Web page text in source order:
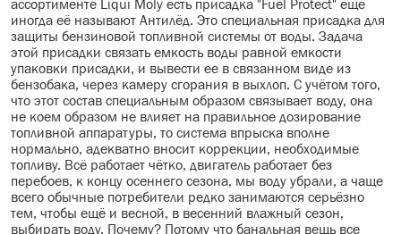
ассортименте Liqui Moly есть присадка "Fuel Protect" ещё
иногда её называют Антилёд. Это специальная присадка для
защиты бензиновой топливной системы от воды. Задача
этой присадки связать емкость воды равной емкости
упаковки присадки, и вывести ее в связанном виде из
бензобака, через камеру сгорания в выхлоп. С учётом того,
что этот состав специальным образом связывает воду, она
не коем образом не влияет на правильное дозирование
топливной аппаратуры, то система впрыска вполне
нормально, адекватно вносит коррекции, необходимые
топливу. Всё работает чётко, двигатель работает без
перебоев, к концу осеннего сезона, мы воду убрали, а чаще
всего обычные потребители редко занимаются серьёзно
тем, чтобы ещё и весной, в весенний влажный сезон,
выбирать воду. Почему? Потому что банальная вещь все